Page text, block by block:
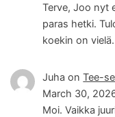
Terve, Joo nyt
paras hetki.
koekin on
Juha onTee-
March 30,
Moi. Vaikka